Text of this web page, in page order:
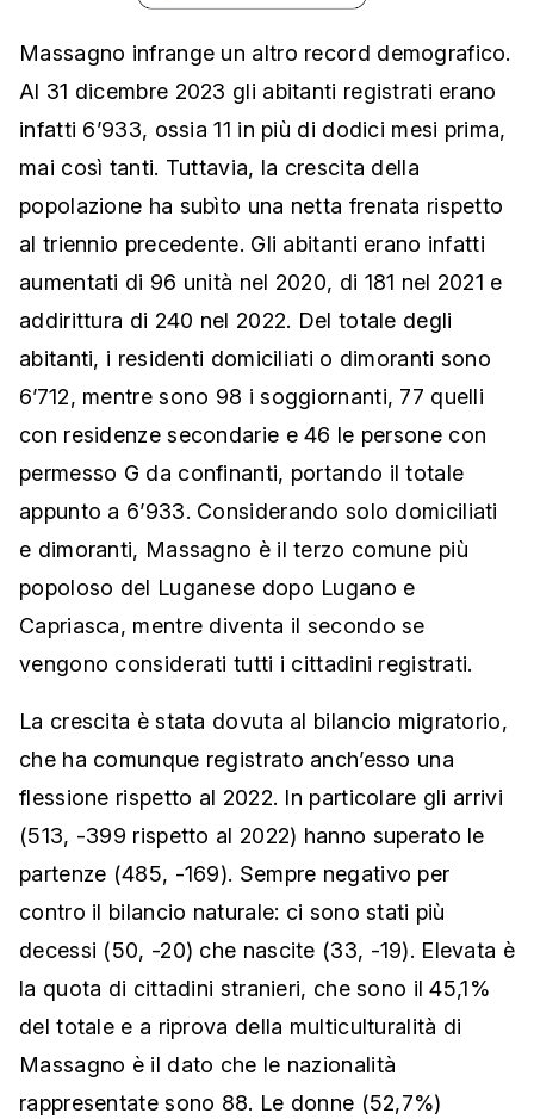
Massagno infrange un altro record demografico.
Al 31 dicembre 2023 gli abitanti registrati erano
infatti 6’933, ossia 11 in più di dodici mesi prima,
mai così tanti. Tuttavia, la crescita della
popolazione ha subìto una netta frenata rispetto
al triennio precedente. Gli abitanti erano infatti
aumentati di 96 unità nel 2020, di 181 nel 2021 e
addirittura di 240 nel 2022. Del totale degli
abitanti, i residenti domiciliati o dimoranti sono
6’712, mentre sono 98 i soggiornanti, 77 quelli
con residenze secondarie e 46 le persone con
permesso G da confinanti, portando il totale
appunto a 6’933. Considerando solo domiciliati
e dimoranti, Massagno è il terzo comune più
popoloso del Luganese dopo Lugano e
Capriasca, mentre diventa il secondo se
vengono considerati tutti i cittadini registrati.
La crescita è stata dovuta al bilancio migratorio,
che ha comunque registrato anch’esso una
flessione rispetto al 2022. In particolare gli arrivi
(513, -399 rispetto al 2022) hanno superato le
partenze (485, -169). Sempre negativo per
contro il bilancio naturale: ci sono stati più
decessi (50, -20) che nascite (33, -19). Elevata è
la quota di cittadini stranieri, che sono il 45,1%
del totale e a riprova della multiculturalità di
Massagno è il dato che le nazionalità
rappresentate sono 88. Le donne (52,7%)